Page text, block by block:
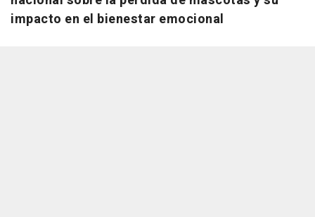
impacto en el bienestar emocional